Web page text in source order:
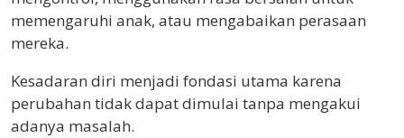
memengaruhi anak, atau mengabaikan perasaan
mereka.
Kesadaran diri menjadi fondasi utama karena
perubahan tidak dapat dimulai tanpa mengakui
adanya masalah.